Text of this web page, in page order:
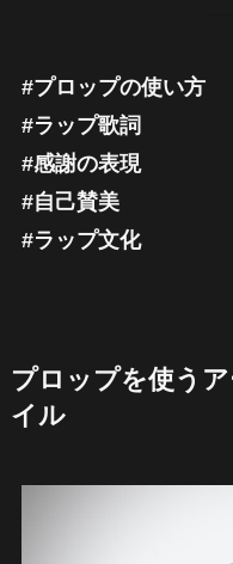
#プロップの使い方
#ラップ歌詞
#感謝の表現
#自己賛美
#ラップ文化
プロップを使う
イル